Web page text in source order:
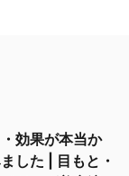
効果が本当か
した | 目もと・